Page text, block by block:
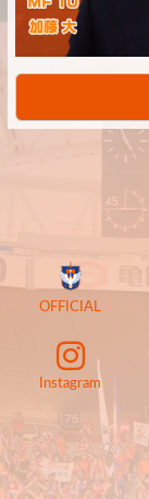
OFFICIAL
Instagram